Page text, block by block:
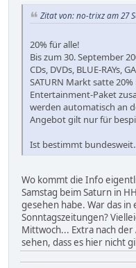
Zitat von: no-trixz am 27
20% für alle!
Bis zum 30. September
CDs, DVDs, BLUE-RAYs,
SATURN Markt satte
Entertainment-Paket
werden automatisch an
Angebot gilt nur für
Ist bestimmt
Wo kommt die Info
Samstag beim Saturn in
gesehen habe. War das
Sonntagszeitungen?
Mittwoch... Extra nach
sehen, dass es hier nicht